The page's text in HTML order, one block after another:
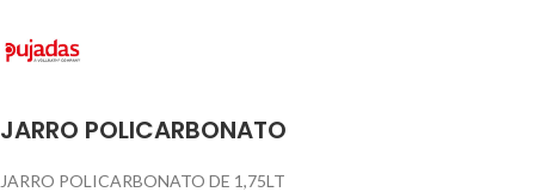
JARRO POLICARBONATO
JARRO POLICARBONATO DE 1,75LT